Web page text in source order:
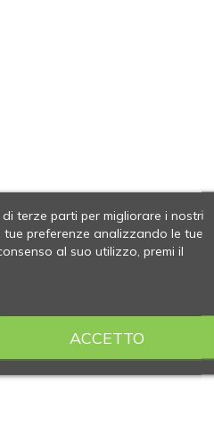
terze parti per migliorare i nostri
preferenze analizzando le tue
al suo utilizzo, premi il
ACCETTO